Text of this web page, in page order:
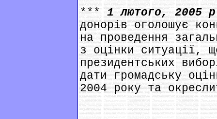
***1 лютого, 2005
донорів оголошує
на проведення
з оцінки ситуації,
президентських
дати громадську
2004 року та